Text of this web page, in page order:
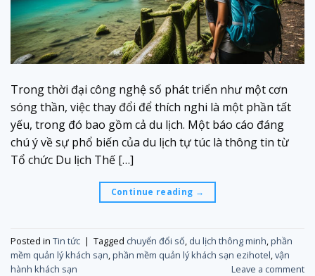
Trong thời đại công nghệ số phát triển như một cơn
sóng thần, việc thay đổi để thích nghi là một phần tất
yếu, trong đó bao gồm cả du lịch. Một báo cáo đáng
chú ý về sự phổ biến của du lịch tự túc là thông tin từ
Tổ chức Du lịch Thế […]
Continue reading →
Posted in Tin tức | Tagged chuyển đổi số, du lịch thông minh,phần
mềm quản lý khách sạn,phần mềm quản lý khách sạn ezihotel,vận
hành khách sạn
Leave a comment